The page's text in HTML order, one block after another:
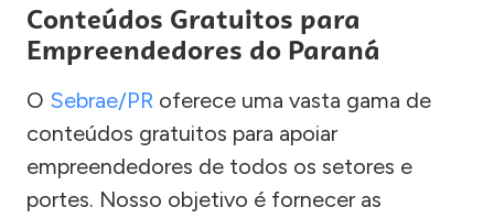
Conteúdos Gratuitos para
Empreendedores do Paraná
O Sebrae/PR oferece uma vasta gama de
conteúdos gratuitos para apoiar
empreendedores de todos os setores e
portes. Nosso objetivo é fornecer as